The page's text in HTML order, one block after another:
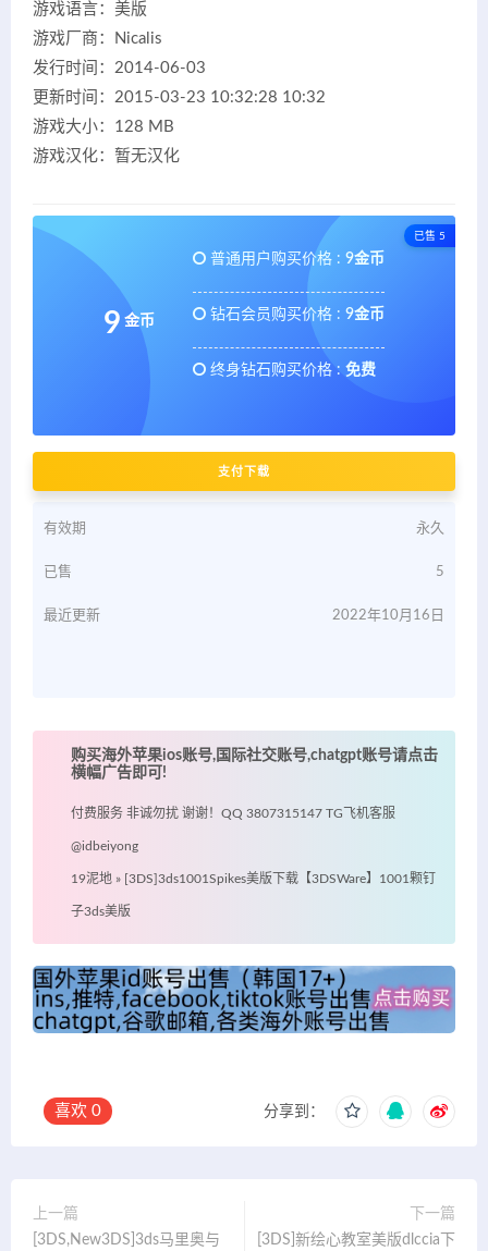
游戏语言：美版
游戏厂商：Nicalis
发行时间：2014-06-03
更新时间：2015-03-23 10:32:28 10:32
游戏大小：128 MB
游戏汉化：暂无汉化
已售 5
9 金币
普通用户购买价格 : 9金币
钻石会员购买价格 : 9金币
终身钻石购买价格 : 免费
支付下载
有效期 永久
已售 5
最近更新 2022年10月16日
购买海外苹果ios账号,国际社交账号,chatgpt账号请点击
横幅广告即可!
付费服务 非诚勿扰 谢谢！QQ 3807315147 TG飞机客服
@idbeiyong
19泥地 » [3DS]3ds1001Spikes美版下载【3DSWare】1001颗钉
子3ds美版
喜欢 0 分享到：
上一篇
[3DS,New3DS]3ds马里奥与
下一篇
[3DS]新绘心教室美版dlccia下